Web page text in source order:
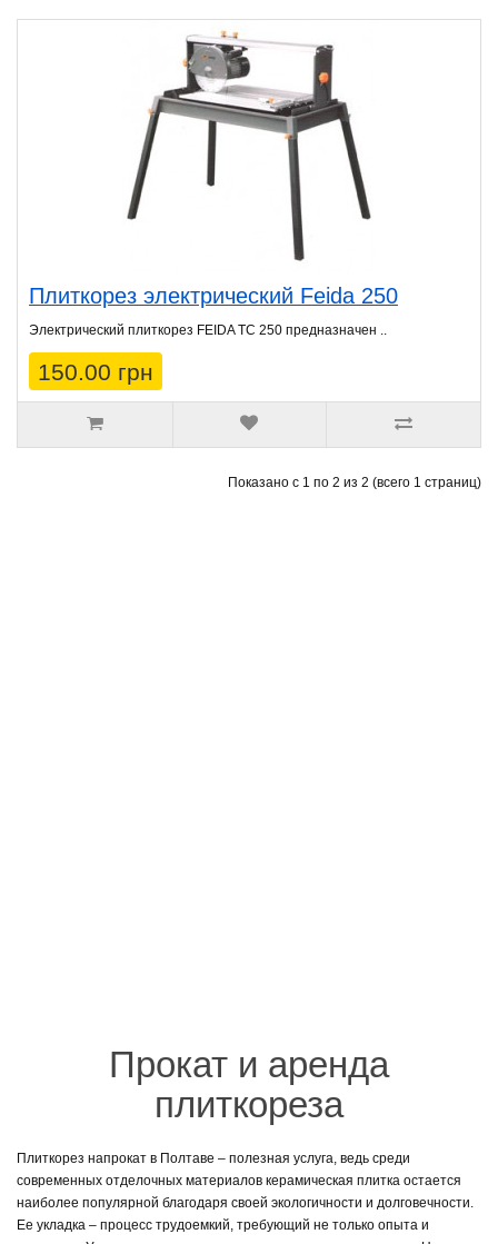
Плиткорез электрический Feida 250
Электрический плиткорез FEIDA TC 250 предназначен ..
150.00 грн
Показано с 1 по 2 из 2 (всего 1 страниц)
Прокат и аренда
плиткореза
Плиткорез напрокат в Полтаве – полезная услуга, ведь среди
современных отделочных материалов керамическая плитка остается
наиболее популярной благодаря своей экологичности и долговечности.
Ее укладка – процесс трудоемкий, требующий не только опыта и